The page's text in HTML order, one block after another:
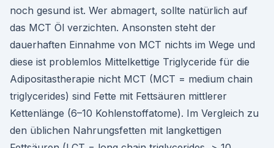
noch gesund ist. Wer abmagert, sollte natürlich auf
das MCT Öl verzichten. Ansonsten steht der
dauerhaften Einnahme von MCT nichts im Wege und
diese ist problemlos Mittelkettige Triglyceride für die
Adipositastherapie nicht MCT (MCT = medium chain
triglycerides) sind Fette mit Fettsäuren mittlerer
Kettenlänge (6–10 Kohlenstoffatome). Im Vergleich zu
den üblichen Nahrungsfetten mit langkettigen